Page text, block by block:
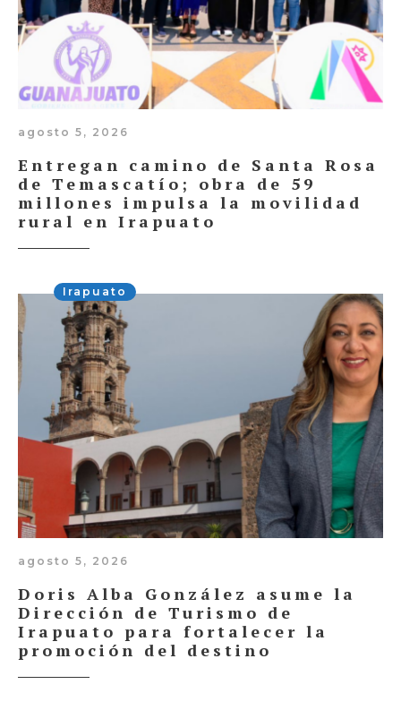
agosto 5, 2026
Entregan camino de Santa Rosa
de Temascatío; obra de 59
millones impulsa la movilidad
rural en Irapuato
Irapuato
agosto 5, 2026
Doris Alba González asume la
Dirección de Turismo de
Irapuato para fortalecer la
promoción del destino